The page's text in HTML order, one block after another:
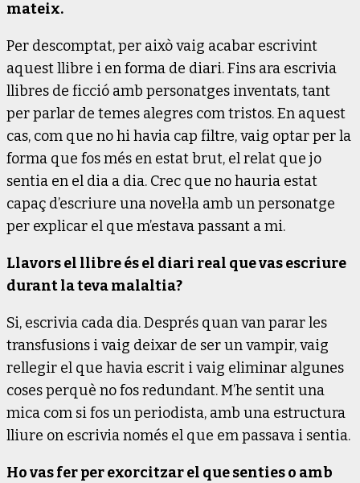
mateix.
Per descomptat, per això vaig acabar escrivint
aquest llibre i en forma de diari. Fins ara escrivia
llibres de ficció amb personatges inventats, tant
per parlar de temes alegres com tristos. En aquest
cas, com que no hi havia cap filtre, vaig optar per la
forma que fos més en estat brut, el relat que jo
sentia en el dia a dia. Crec que no hauria estat
capaç d’escriure una novel·la amb un personatge
per explicar el que m’estava passant a mi.
Llavors el llibre és el diari real que vas escriure
durant la teva malaltia?
Si, escrivia cada dia. Després quan van parar les
transfusions i vaig deixar de ser un vampir, vaig
rellegir el que havia escrit i vaig eliminar algunes
coses perquè no fos redundant. M’he sentit una
mica com si fos un periodista, amb una estructura
lliure on escrivia només el que em passava i sentia.
Ho vas fer per exorcitzar el que senties o amb